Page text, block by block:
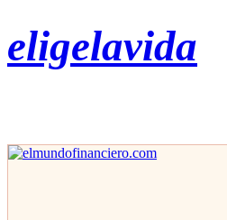
eligelavida